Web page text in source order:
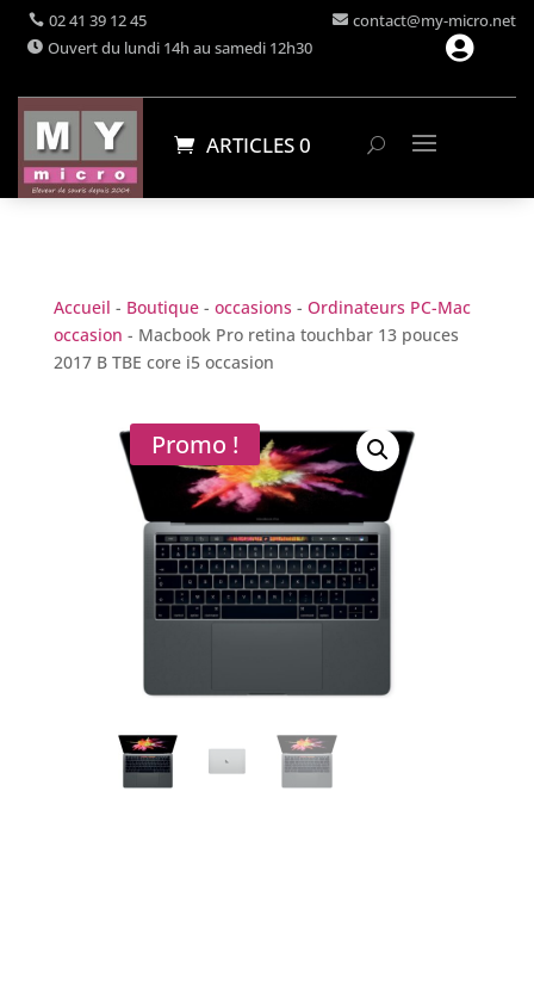
02 41 39 12 45
contact@my-micro.net
Ouvert du lundi 14h au samedi 12h30

ARTICLES 0
Accueil - Boutique- occasions - Ordinateurs PC-Mac
occasion - Macbook Pro retina touchbar 13 pouces
2017 B TBE core i5 occasion
Promo !